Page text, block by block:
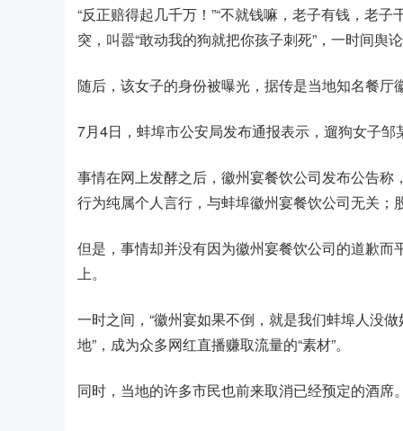
“反正赔得起几千万！”“不就钱嘛，老子有钱，老
突，叫嚣“敢动我的狗就把你孩子刺死”，一时间舆
随后，该女子的身份被曝光，据传是当地知名餐厅
7月4日，蚌埠市公安局发布通报表示，遛狗女子邹
事情在网上发酵之后，徽州宴餐饮公司发布公告
行为纯属个人言行，与蚌埠徽州宴餐饮公司无关
但是，事情却并没有因为徽州宴餐饮公司的道歉
上。
一时之间，“徽州宴如果不倒，就是我们蚌埠人没
地”，成为众多网红直播赚取流量的“素材”。
同时，当地的许多市民也前来取消已经预定的酒席